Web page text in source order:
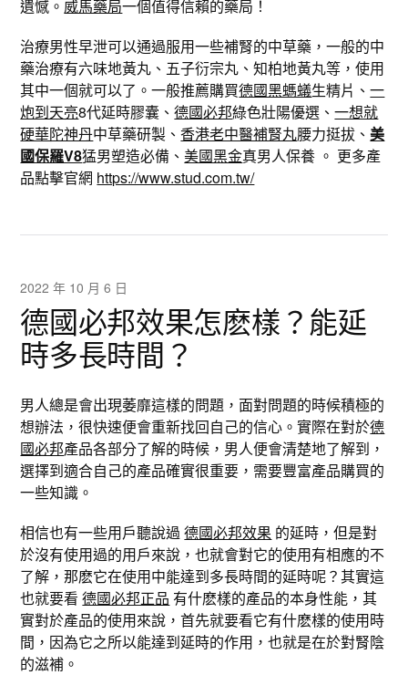
遺憾。 威馬藥局一個值得信賴的藥局！
治療男性早泄可以通過服用一些補腎的中草藥，一般的中
藥治療有六味地黃丸、五子衍宗丸、知柏地黃丸等，使用
其中一個就可以了。一般推薦購買德國黑螞蟻生精片、一
炮到天亮8代延時膠囊、德國必邦綠色壯陽優選、一想就
硬華陀神丹中草藥研製、香港老中醫補腎丸腰力挺拔、美
國保羅V8猛男塑造必備、美國黑金真男人保養 。 更多產
品點擊官網 https://www.stud.com.tw/
2022 年 10 月 6 日
德國必邦效果怎麽樣？能延
時多長時間？
男人總是會出現萎靡這樣的問題，面對問題的時候積極的
想辦法，很快速便會重新找回自己的信心。實際在對於德
國必邦產品各部分了解的時候，男人便會清楚地了解到，
選擇到適合自己的產品確實很重要，需要豐富產品購買的
一些知識。
相信也有一些用戶聽說過德國必邦效果 的延時，但是對
於沒有使用過的用戶來說，也就會對它的使用有相應的不
了解，那麽它在使用中能達到多長時間的延時呢？其實這
也就要看德國必邦正品 有什麽樣的產品的本身性能，其
實對於產品的使用來說，首先就要看它有什麽樣的使用時
間，因為它之所以能達到延時的作用，也就是在於對腎陰
的滋補。